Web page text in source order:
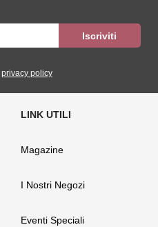
privacy policy
Magazine
I Nostri Negozi
Eventi Speciali